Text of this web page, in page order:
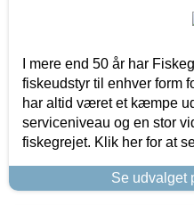
I mere end 50 år har
fiskeudstyr til enhver form
har altid været et kæmpe
serviceniveau og en stor
fiskegrejet. Klik her for at
Se udvalget